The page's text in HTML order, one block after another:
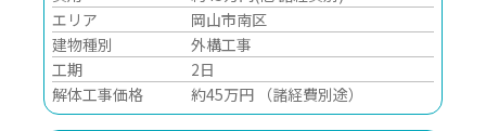
エリア
岡山市南区
建物種別
外構工事
工期
2日
解体工事価格
約45万円 （諸経費別途）